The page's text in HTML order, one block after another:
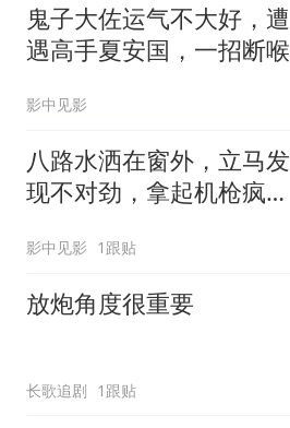
鬼子大佐运气不大好，遭
遇高手夏安国，一招断喉
影中见影
八路水洒在窗外，立马发
现不对劲，拿起机枪疯狂
影中见影 1跟贴
放炮角度很重要
长歌追剧 1跟贴